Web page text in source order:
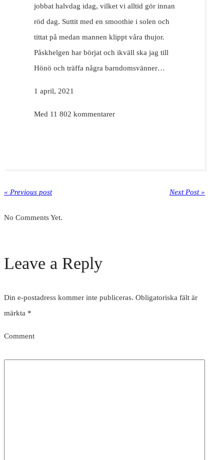
jobbat halvdag idag, vilket vi alltid gör innan
röd dag. Suttit med en smoothie i solen och
tittat på medan mannen klippt våra thujor.
Påskhelgen har börjat och ikväll ska jag till
Hönö och träffa några barndomsvänner…
1 april, 2021
Med 11 802 kommentarer
« Previous post Next Post »
No Comments Yet.
Leave a Reply
Din e-postadress kommer inte publiceras. Obligatoriska fält är
märkta *
Comment